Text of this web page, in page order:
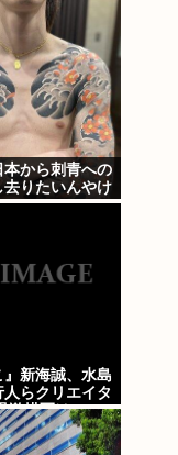
本から刺青への
去りたいんやけ
・・・・・
』新海誠、水島
らクリエイタ
激描写はBPO